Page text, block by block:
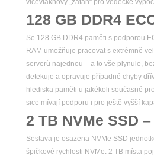
vícevláknový „zátah“ pro vědecké
128 GB DDR4
Se 128 GB DDR4 paměti s podporou
RAM umožňuje pracovat s extrémně
serverů najednou – a to vše plynule,
detekuje a opravuje případné chyby
hlediska paměti u jakékoli současné
sice mívají podporu i pro ještě vyšší
2 TB NVMe SSD
Sestava je osazena NVMe SSD
špičkové rychlosti NVMe. 2 TB místa